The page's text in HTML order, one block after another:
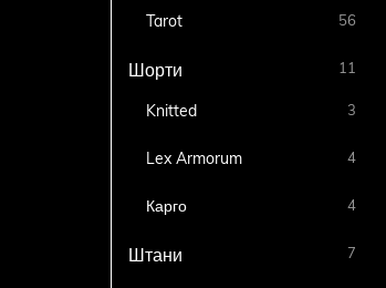
Tarot 56
Шорти 11
Knitted 3
Lex Armorum 4
Карго 4
Штани 7